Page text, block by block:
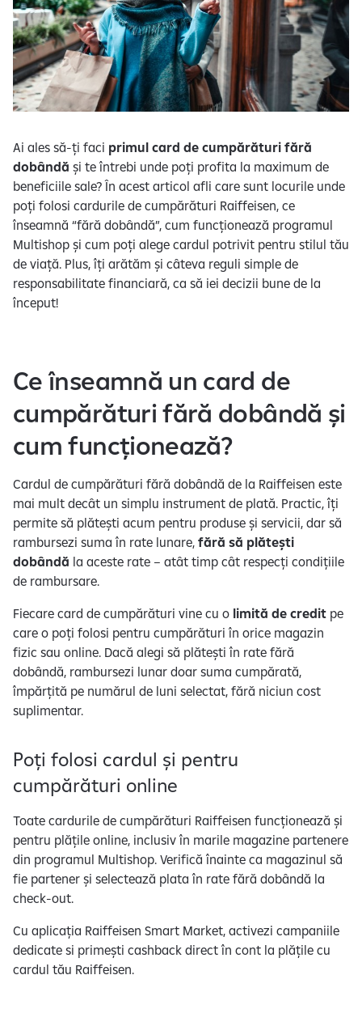
Ai ales să-ți faci primul card de cumpărături fără
dobândă și te întrebi unde poți profita la maximum de
beneficiile sale? În acest articol afli care sunt locurile unde
poți folosi cardurile de cumpărături Raiffeisen, ce
înseamnă “fără dobândă”, cum funcționează programul
Multishop și cum poți alege cardul potrivit pentru stilul tău
de viață. Plus, îți arătăm și câteva reguli simple de
responsabilitate financiară, ca să iei decizii bune de la
început!
Ce înseamnă un card de
cumpărături fără dobândă și
cum funcționează?
Cardul de cumpărături fără dobândă de la Raiffeisen este
mai mult decât un simplu instrument de plată. Practic, îți
permite să plătești acum pentru produse și servicii, dar să
rambursezi suma în rate lunare, fără să plătești
dobândă la aceste rate – atât timp cât respecți condițiile
de rambursare.
Fiecare card de cumpărături vine cu o limită de credit pe
care o poți folosi pentru cumpărături în orice magazin
fizic sau online. Dacă alegi să plătești în rate fără
dobândă, rambursezi lunar doar suma cumpărată,
împărțită pe numărul de luni selectat, fără niciun cost
suplimentar.
Poți folosi cardul și pentru
cumpărături online
Toate cardurile de cumpărături Raiffeisen funcționează și
pentru plățile online, inclusiv în marile magazine partenere
din programul Multishop. Verifică înainte ca magazinul să
fie partener și selectează plata în rate fără dobândă la
check-out.
Cu aplicația Raiffeisen Smart Market, activezi campaniile
dedicate si primești cashback direct în cont la plățile cu
cardul tău Raiffeisen.